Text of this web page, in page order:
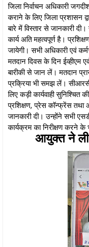
जिला निर्वाचन अधिकारी
कराने के लिए जिला प्रशासन
बारे में विस्तार से जानकारी
कार्य अति महत्वपूर्ण है।
जायेगी। सभी अधिकारी एवं
मतदान दिवस के दिन ईव्हीएम
बारीकी से जान लें। मतदान
प्रक्रिया भी समझ लें।
लिए कड़ी कार्यवाही
प्रशिक्षण, प्रेस कॉन्फ्रेंस तथा
जानकारी दी। उन्होंने सभी
कार्यक्रम का निरीक्षण करने के
आयुक्त ने